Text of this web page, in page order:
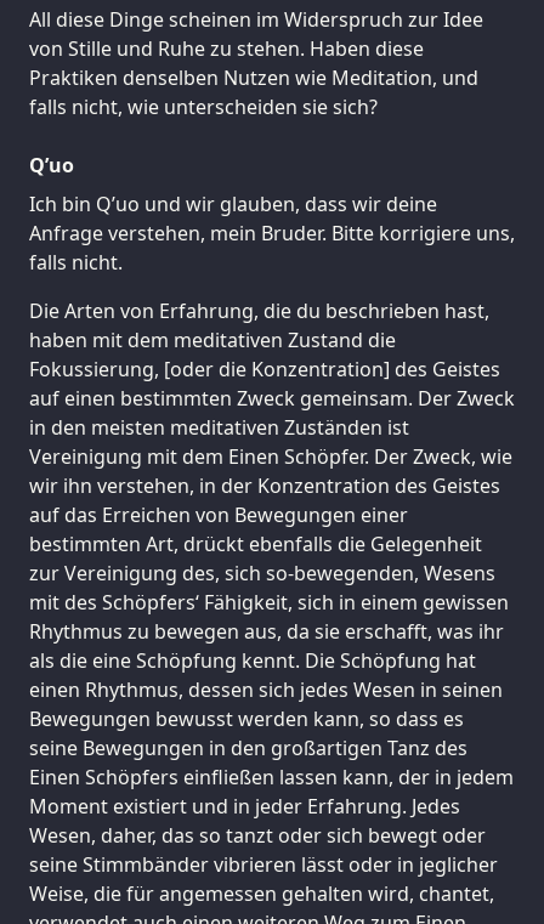
All diese Dinge scheinen im Widerspruch zur Idee
von Stille und Ruhe zu stehen. Haben diese
Praktiken denselben Nutzen wie Meditation, und
falls nicht, wie unterscheiden sie sich?
Q’uo
Ich bin Q’uo und wir glauben, dass wir deine
Anfrage verstehen, mein Bruder. Bitte korrigiere uns,
falls nicht.
Die Arten von Erfahrung, die du beschrieben hast,
haben mit dem meditativen Zustand die
Fokussierung, [oder die Konzentration] des Geistes
auf einen bestimmten Zweck gemeinsam. Der Zweck
in den meisten meditativen Zuständen ist
Vereinigung mit dem Einen Schöpfer. Der Zweck, wie
wir ihn verstehen, in der Konzentration des Geistes
auf das Erreichen von Bewegungen einer
bestimmten Art, drückt ebenfalls die Gelegenheit
zur Vereinigung des, sich so-bewegenden, Wesens
mit des Schöpfers‘ Fähigkeit, sich in einem gewissen
Rhythmus zu bewegen aus, da sie erschafft, was ihr
als die eine Schöpfung kennt. Die Schöpfung hat
einen Rhythmus, dessen sich jedes Wesen in seinen
Bewegungen bewusst werden kann, so dass es
seine Bewegungen in den großartigen Tanz des
Einen Schöpfers einfließen lassen kann, der in jedem
Moment existiert und in jeder Erfahrung. Jedes
Wesen, daher, das so tanzt oder sich bewegt oder
seine Stimmbänder vibrieren lässt oder in jeglicher
Weise, die für angemessen gehalten wird, chantet,